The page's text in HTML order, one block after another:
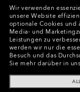
Farben (11)
In Raten zahlen
Wir verwenden
unsere Website
optionale Cookies und
Media- und
Leistungen zu
werden wir nur die
Besuch und das
Sie mehr darüber in
MELDEN SIE